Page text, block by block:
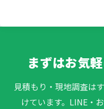
まずはお気
見積もり・現地調査は
けています。LINE・